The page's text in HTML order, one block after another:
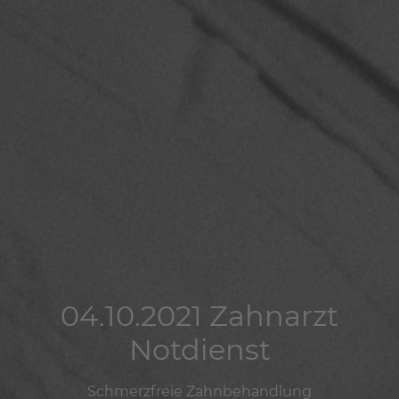
04.10.2021 Zahnarzt
Notdienst
Schmerzfreie Zahnbehandlung
04.10.2021 Zahnarzt
Notdienst
Schmerzfreie Zahnbehandlung
04.10.2021 Zahnarzt
Notdienst
Schmerzfreie Zahnbehandlung